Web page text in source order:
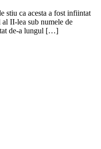
stiu ca acesta a fost infiintat
II-lea sub numele de
de-a lungul […]